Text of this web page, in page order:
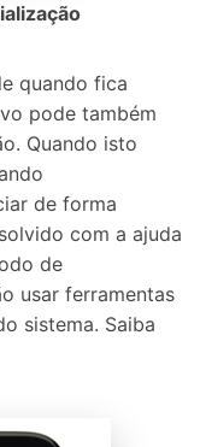
quando fica
pode também
Quando isto
de forma
com a ajuda
de
usar ferramentas
sistema. Saiba